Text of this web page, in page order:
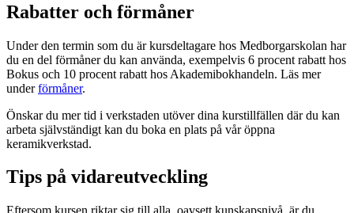
Rabatter och förmåner
Under den termin som du är kursdeltagare hos Medborgarskolan har
du en del förmåner du kan använda, exempelvis 6 procent rabatt hos
Bokus och 10 procent rabatt hos Akademibokhandeln. Läs mer
underförmåner.
Önskar du mer tid i verkstaden utöver dina kurstillfällen där du kan
arbeta självständigt kan du boka en plats på vår öppna
keramikverkstad.
Tips på vidareutveckling